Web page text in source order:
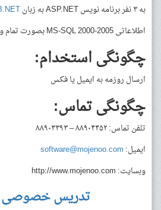
به ۳ نفر برنامه نویس ASP.NET به زبان
اطلاعاتی MS-SQL 2000-2005 بصورت تمام وقت نیازمند می باشد.
چگونگی استخدام:
ارسال روزمه به ایمیل یا فکس
چگونگی تماس:
تلفن تماس: ۸۸۹۰۴۴۵۲ – ۸۸۹۰۳۳۹۳
ایمیل: software@mojenoo.com
وبسایت: http://www.mojenoo.com
تدریس خصوصی